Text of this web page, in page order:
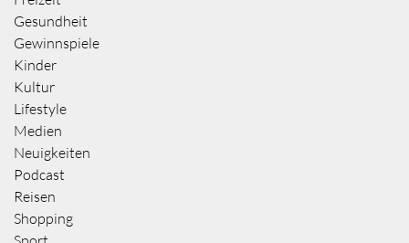
Gesundheit
Gewinnspiele
Kinder
Kultur
Lifestyle
Medien
Neuigkeiten
Podcast
Reisen
Shopping